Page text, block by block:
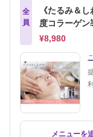
全
員
《たるみ＆
度コラーゲ
¥8,980
メニューを